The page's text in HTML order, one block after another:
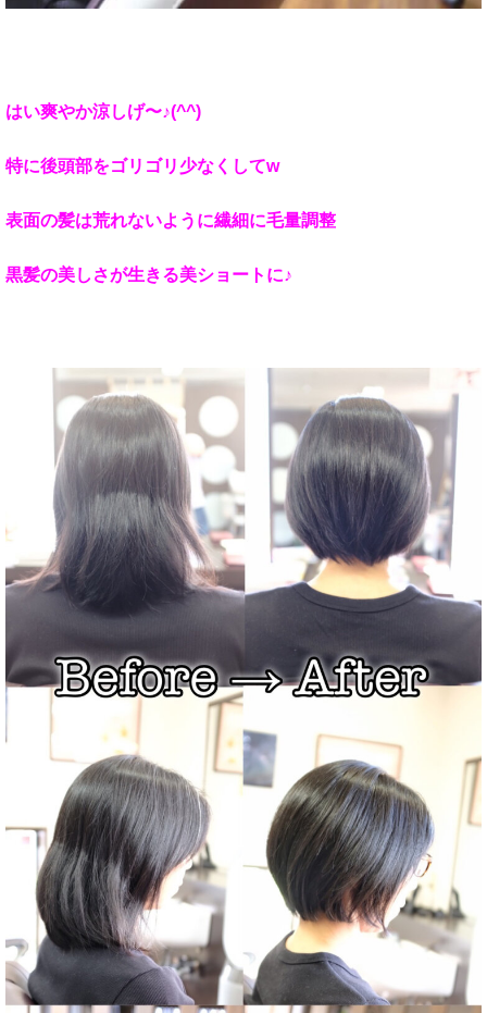
はい爽やか涼しげ〜♪(^^)
特に後頭部をゴリゴリ少なくしてw
表面の髪は荒れないように繊細に毛量調整
黒髪の美しさが生きる美ショートに♪